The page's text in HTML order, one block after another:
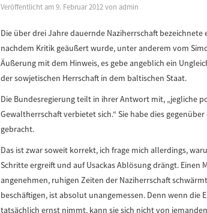
Veröffentlicht am 9. Februar 2012 von admin
Die über drei Jahre dauernde Naziherrschaft
nachdem Kritik geäußert wurde, unter anderem vom
Äußerung mit dem Hinweis, es gebe angeblich ein
der sowjetischen Herrschaft in dem baltischen Staat.
Die Bundesregierung teilt in ihrer Antwort mit, „jegliche
Gewaltherrschaft verbietet sich.“ Sie habe dies
gebracht.
Das ist zwar soweit korrekt, ich frage mich allerdings,
Schritte ergreift und auf Usackas Ablösung drängt. Einen
angenehmen, ruhigen Zeiten der Naziherrschaft
beschäftigen, ist absolut unangemessen. Denn wenn die
tatsächlich ernst nimmt, kann sie sich nicht von